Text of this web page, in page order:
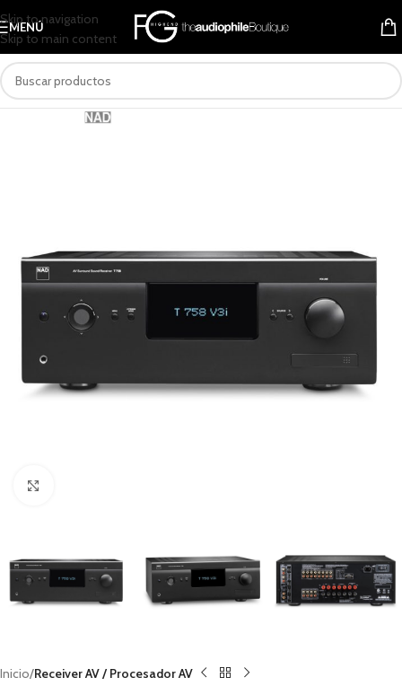
Skip to navigation
Skip to main content
MENÚ
Inicio Receiver AV / Procesador AV